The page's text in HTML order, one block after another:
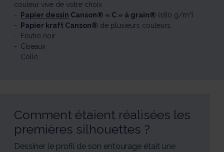
couleur vive de votre choix
Papier dessin Canson® « C » à grain® (180 g/m²)
Papier kraft Canson® de plusieurs couleurs
Feutre noir
Ciseaux
Colle
Comment étaient réalisées les
premières silhouettes ?
Dessiner le profil de son entourage était une